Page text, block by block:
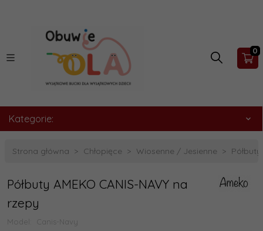
0
Kategorie:
Strona główna Chłopięce Wiosenne / Jesienne
Półbuty AMEKO CANIS-NAVY na
rzepy
Model: Canis-Navy